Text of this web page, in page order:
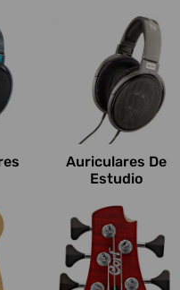
Auriculares De
Estudio